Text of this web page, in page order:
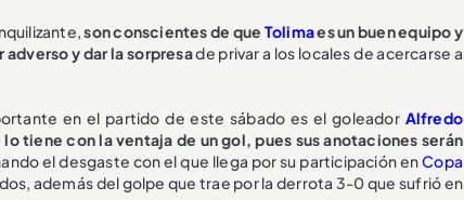
son conscientes de que Tolimaes un buen equipo y
y dar la sorpresade privar a los locales de acercarse a
en el partido de este sábado es el goleador Alfredo
tiene con la ventaja de un gol, pues sus anotaciones serán
el desgaste con el que llega por su participación enCopa
además del golpe que trae por la derrota 3-0 que sufrió en